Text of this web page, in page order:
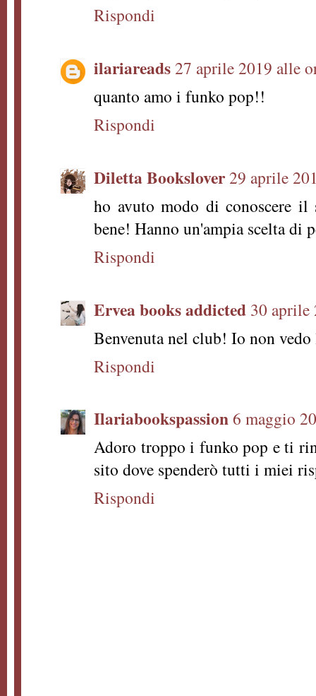
Rispondi
ilariareads27 aprile 2019 alle
quanto amo i funko pop!!
Rispondi
Diletta Bookslover29 aprile
ho avuto modo di conoscere
bene! Hanno un'ampia scelta di
Rispondi
Ervea books addicted 30 aprile
Benvenuta nel club! Io non
Rispondi
Ilariabookspassion6 maggio
Adoro troppo i funko pop e ti
sito dove spenderò tutti i miei
Rispondi